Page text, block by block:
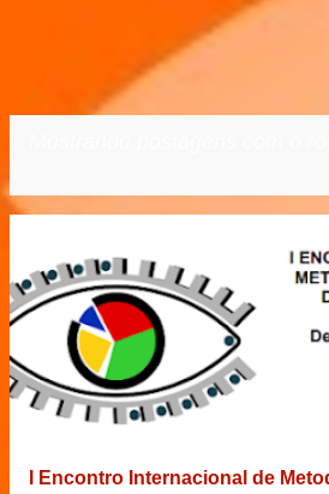
o
s
a
I Encontro Internacional de